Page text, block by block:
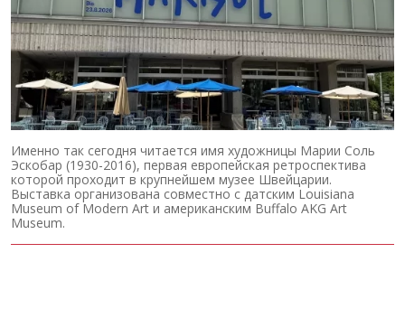
Именно так сегодня читается имя художницы Марии Соль
Эскобар (1930-2016), первая европейская ретроспектива
которой проходит в крупнейшем музее Швейцарии.
Выставка организована совместно с датским Louisiana
Museum of Modern Art и американским Buffalo AKG Art
Museum.